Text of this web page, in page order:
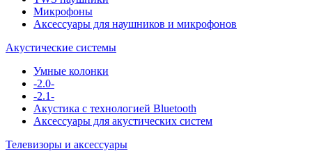
Микрофоны
Аксессуары для наушников и микрофонов
Акустические системы
Умные колонки
-2.0-
-2.1-
Акустика с технологией Bluetooth
Аксессуары для акустических систем
Телевизоры и аксессуары